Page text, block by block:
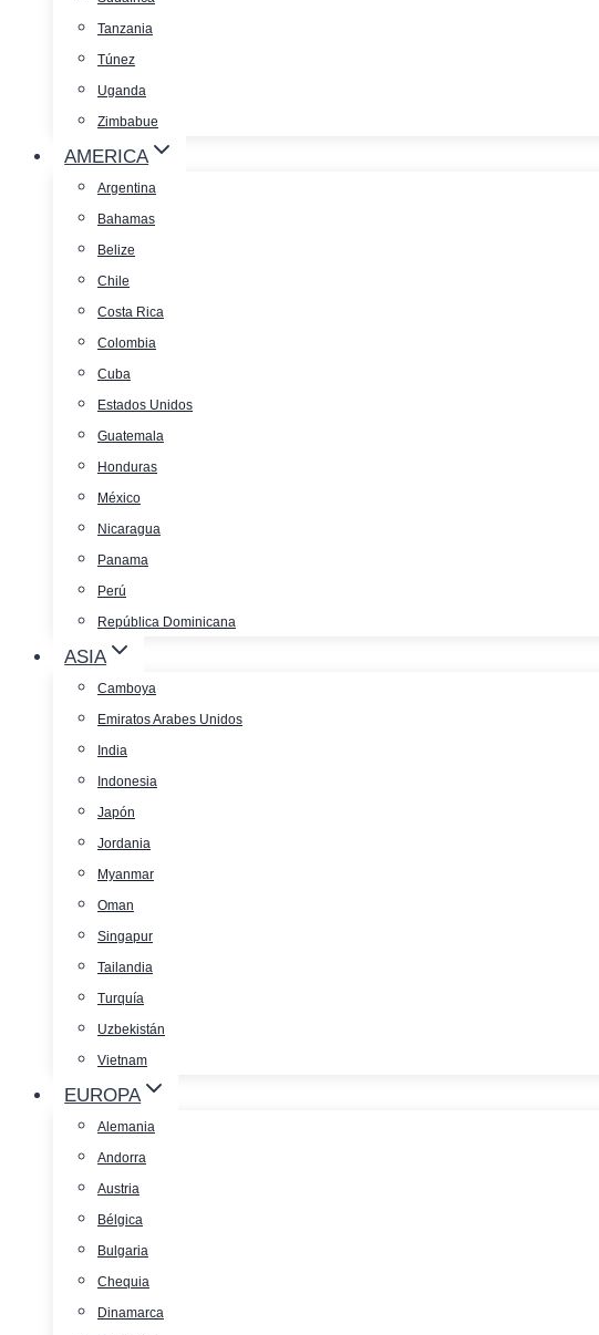
Tanzania
Túnez
Uganda
Zimbabue
AMERICA
Argentina
Bahamas
Belize
Chile
Costa Rica
Colombia
Cuba
Estados Unidos
Guatemala
Honduras
México
Nicaragua
Panama
Perú
República Dominicana
ASIA
Camboya
Emiratos Arabes Unidos
India
Indonesia
Japón
Jordania
Myanmar
Oman
Singapur
Tailandia
Turquía
Uzbekistán
Vietnam
EUROPA
Alemania
Andorra
Austria
Bélgica
Bulgaria
Chequia
Dinamarca